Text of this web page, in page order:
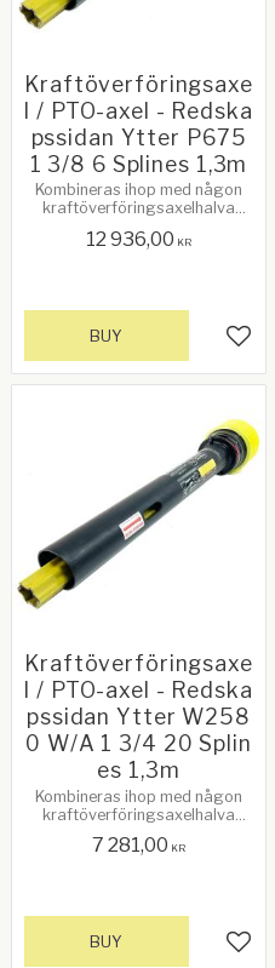
Kraftöverföringsaxe
l / PTO-axel - Redska
pssidan Ytter P675
1 3/8 6 Splines 1,3m
Kombineras ihop med någon
kraftöverföringsaxelhalva
relaterade produkter!
12 936,00 KR
BUY
Kraftöverföringsaxe
l / PTO-axel - Redska
pssidan Ytter W258
0 W/A 1 3/4 20 Splin
es 1,3m
Kombineras ihop med någon
kraftöverföringsaxelhalva
relaterade produkter!
7 281,00 KR
BUY